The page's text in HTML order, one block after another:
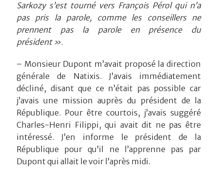
Sarkozy s’est tourné vers François Pérol qui n’a
pas pris la parole, comme les conseillers ne
prennent pas la parole en présence du
président ».
– Monsieur Dupont m’avait proposé la direction
générale de Natixis. J’avais immédiatement
décliné, disant que ce n’était pas possible car
j’avais une mission auprès du président de la
République. Pour être courtois, j’avais suggéré
Charles-Henri Filippi, qui avait dit ne pas être
intéressé. J’en informe le président de la
République pour qu’il ne l’apprenne pas par
Dupont qui allait le voir l’après midi.